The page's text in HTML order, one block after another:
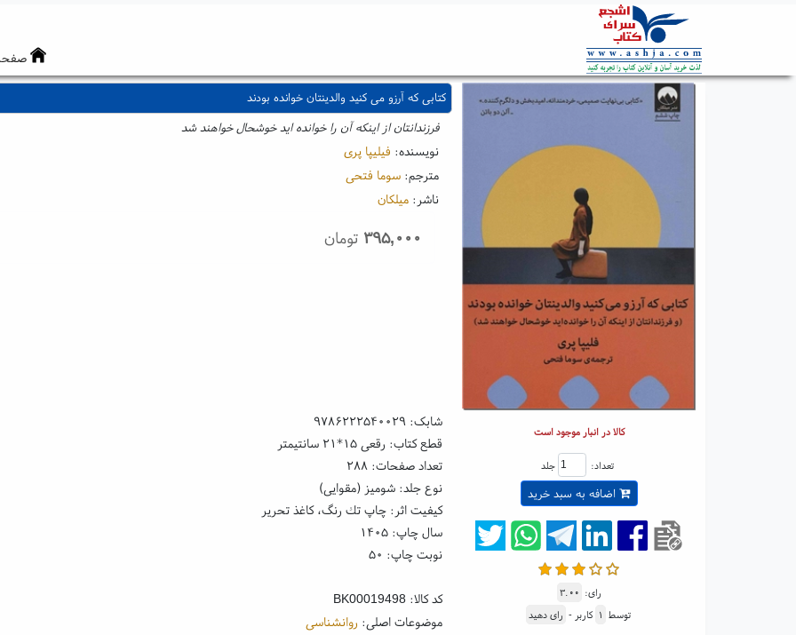
کتابی که آرزو می کنید والدینتان خوانده بودند
فرزندانتان از اینکه آن را خوانده اید خوشحال خواهند شد
نویسنده: فیلیپا پری
مترجم: سوما فتحی
ناشر: میلکان
۳۹۵,۰۰۰ تومان
کالا در انبار موجود است
تعداد: جلد
اضافه به سبد خرید
رای: ۳.۰۰
توسط ۱ کاربر - رای دهید
شابک:۹۷۸۶۲۲۲۵۴۰۰۲۹
قطع کتاب: رقعی ۱۵*۲۱ سانتیمتر
تعداد صفحات: ۲۸۸
نوع جلد: شومیز (مقوایی)
کیفیت اثر: چاپ تك رنگ، کاغذ تحریر
سال چاپ: ۱۴۰۵
نوبت چاپ: ۵۰
کد کالا: BK00019498
موضوعات اصلی: روانشناسی